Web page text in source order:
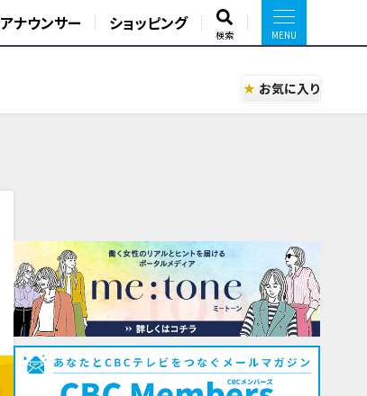
アナウンサー ショッピング
検索
お気に入り